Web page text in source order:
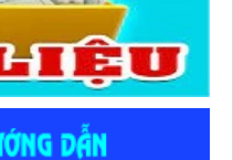
Sáng tạo kỹ thuật tỉnh
2027